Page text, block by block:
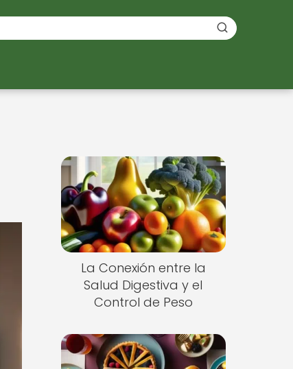
La Conexión entre la
Salud Digestiva y el
Control de Peso